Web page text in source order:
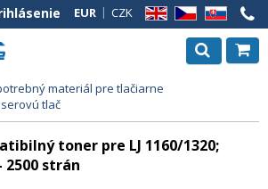
EN CZ SK
EUR CZK
materiál pre tlačiarne
tlač
toner pre LJ 1160/1320;
2500 strán